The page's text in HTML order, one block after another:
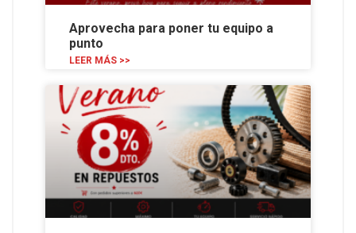
Aprovecha para poner tu equipo a
punto
LEER MÁS >>